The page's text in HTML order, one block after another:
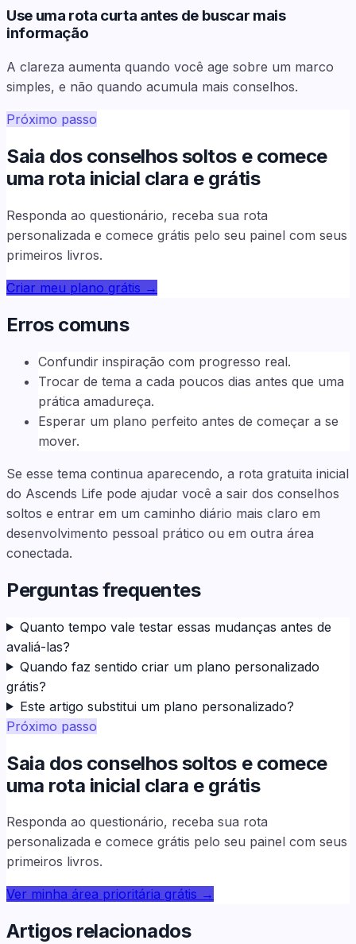
Use uma rota curta antes de buscar mais
informação
A clareza aumenta quando você age sobre um marco
simples, e não quando acumula mais conselhos.
Próximo passo
Saia dos conselhos soltos e comece
uma rota inicial clara e grátis
Responda ao questionário, receba sua rota
personalizada e comece grátis pelo seu painel com seus
primeiros livros.
Criar meu plano grátis →
Erros comuns
Confundir inspiração com progresso real.
Trocar de tema a cada poucos dias antes que uma
prática amadureça.
Esperar um plano perfeito antes de começar a se
mover.
Se esse tema continua aparecendo, a rota gratuita inicial
do Ascends Life pode ajudar você a sair dos conselhos
soltos e entrar em um caminho diário mais claro em
desenvolvimento pessoal prático ou em outra área
conectada.
Perguntas frequentes
Quanto tempo vale testar essas mudanças antes de
avaliá-las?
Quando faz sentido criar um plano personalizado
grátis?
Este artigo substitui um plano personalizado?
Próximo passo
Saia dos conselhos soltos e comece
uma rota inicial clara e grátis
Responda ao questionário, receba sua rota
personalizada e comece grátis pelo seu painel com seus
primeiros livros.
Ver minha área prioritária grátis →
Artigos relacionados